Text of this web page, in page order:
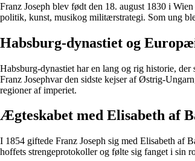
Franz Joseph blev født den 18. august 1830 i
politik, kunst, musikog militærstrategi. Som ung
Habsburg-dynastiet og
Habsburg-dynastiet har en lang og rig historie,
Franz Josephvar den sidste kejser af Østrig-
regioner af imperiet.
Ægteskabet med Elisabeth af
I 1854 giftede Franz Joseph sig med Elisabeth af
hoffets strengeprotokoller og følte sig fanget i sin